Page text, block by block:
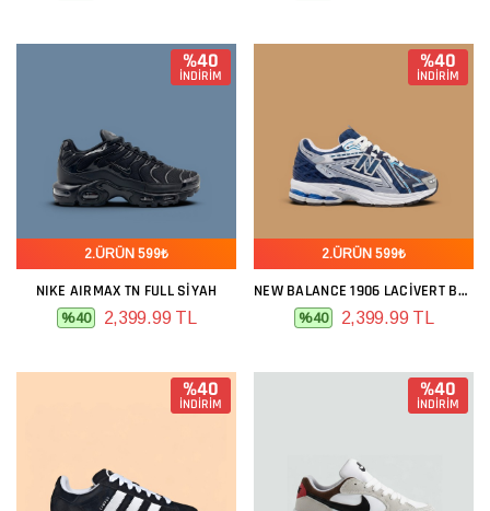
%40
İNDİRİM
2.ÜRÜN 599₺
NIKE AIRMAX TN FULL SIYAH
%40 2,399.99 TL
%40
İNDİRİM
2.ÜRÜN 599₺
NEW BALANCE 1906 LACIVERT BEYAZ
%40 2,399.99 TL
%40
İNDİRİM
%40
İNDİRİM